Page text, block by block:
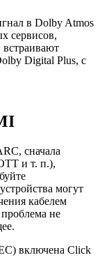
в Dolby Atmos
сервисов,
Digital Plus, с
сначала
и т. п.),
могут
кабелем
не
включена Click